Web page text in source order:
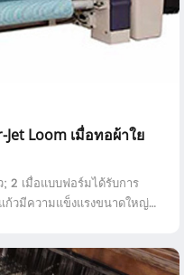
Loom เมื่อทอผ้าใย
2 เมื่อแบบฟอร์มได้รับการ
ก้วมีความแข็งแรงขนาดใหญ่